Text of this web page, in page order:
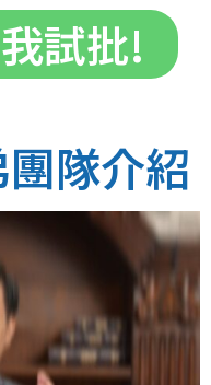
試批!
隊介紹